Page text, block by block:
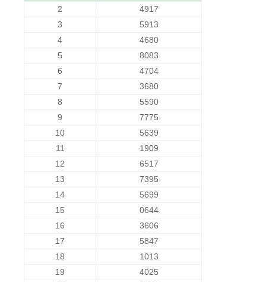
2
4917
3
5913
4
4680
5
8083
6
4704
7
3680
8
5590
9
7775
10
5639
11
1909
12
6517
13
7395
14
5699
15
0644
16
3606
17
5847
18
1013
19
4025